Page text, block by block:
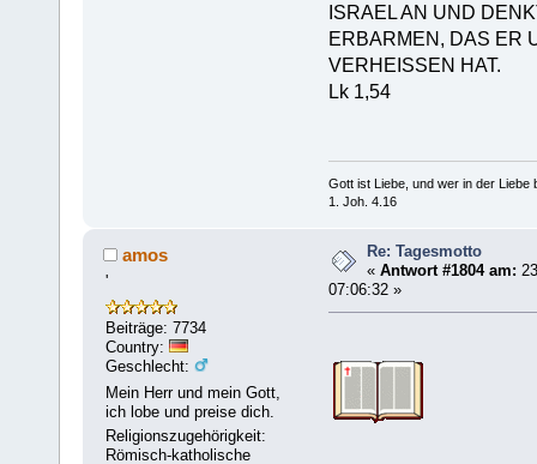
ISRAEL AN UND
ERBARMEN, DAS ER
VERHEISSEN HAT.
Lk 1,54
Gott ist Liebe, und wer in der Liebe
1. Joh. 4.16
amos
'
Beiträge: 7734
Country:
Geschlecht:
Mein Herr und mein Gott,
ich lobe und preise dich.
Religionszugehörigkeit:
Römisch-katholische
Re: Tagesmotto
«Antwort #1804 am:
07:06:32 »